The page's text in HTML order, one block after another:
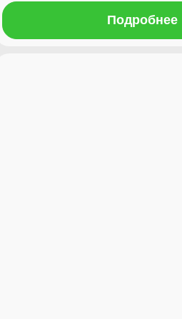
Подробнее